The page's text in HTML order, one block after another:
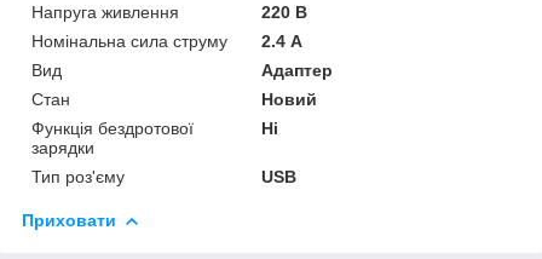
Напруга живлення
220 В
Номінальна сила струму
2.4 А
Вид
Адаптер
Стан
Новий
Функція бездротової
зарядки
Ні
Тип роз'єму USB
Приховати